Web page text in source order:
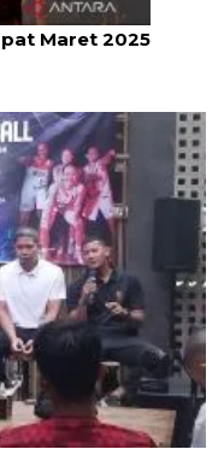
Maret 2025
yang konsisten